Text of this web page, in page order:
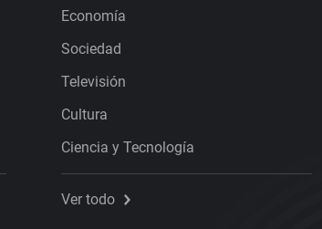
Economía
Sociedad
Televisión
Cultura
Ciencia y Tecnología
Ver todo